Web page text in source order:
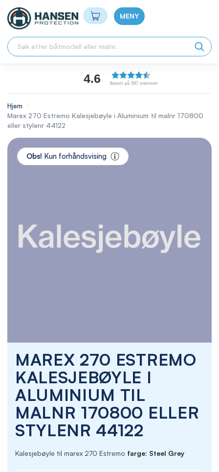
Min handlekurv
MENY
4.6 Basert på 587 stemmer
Hjem
Marex 270 Estremo Kalesjebøyle i Aluminium til malnr 170800
eller stylenr 44122
MAREX 270 ESTREMO
KALESJEBØYLE I
ALUMINIUM TIL
MALNR 170800 ELLER
STYLENR 44122
Kalesjebøyle til marex 270 Estremo farge: Steel Grey
Skip
Obs! Kun forhåndsvising
the
beginning
the
images
gallery